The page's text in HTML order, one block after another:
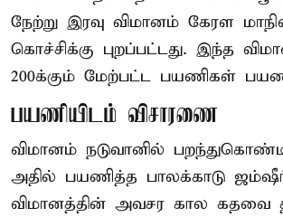
நேற்று இரவு விமானம் கேரள
கொச்சிக்கு புறப்பட்டது. இந்த
200க்கும் மேற்பட்ட பயணிகள்
பயணியிடம் விசாரணை
விமானம் நடுவானில்
அதில் பயணித்த பாலக்காடு
விமானத்தின் அவசர கால கதவை